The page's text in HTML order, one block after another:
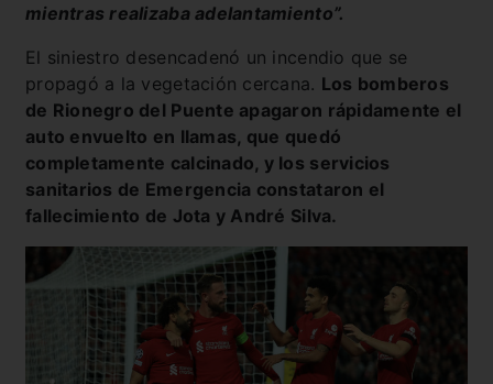
mientras realizaba adelantamiento”.
El siniestro desencadenó un incendio que se
propagó a la vegetación cercana. Los bomberos
de Rionegro del Puente apagaron rápidamente el
auto envuelto en llamas, que quedó
completamente calcinado, y los servicios
sanitarios de Emergencia constataron el
fallecimiento de Jota y André Silva.